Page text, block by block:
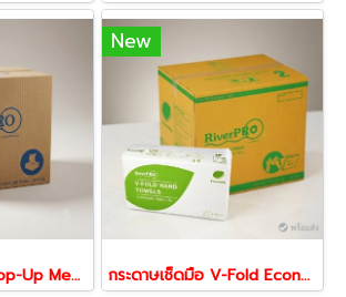
กระดาษเช็ดปาก Pop-Up Medium | กระดาษเช็ดปากแบบดึง 1 แผ่น ใช้งานสะดวก สำหรับร้านอาหาร คาเฟ่ และโรงแรม
New
กระดาษเช็ดมือ V-Fold Economy 2 ชั้น 250 แผ่น x 24 แพ็ค | ซึมซับดี ประหยัด เหมาะสำหรับร้านอาหาร โรงแรม และสำนักงาน